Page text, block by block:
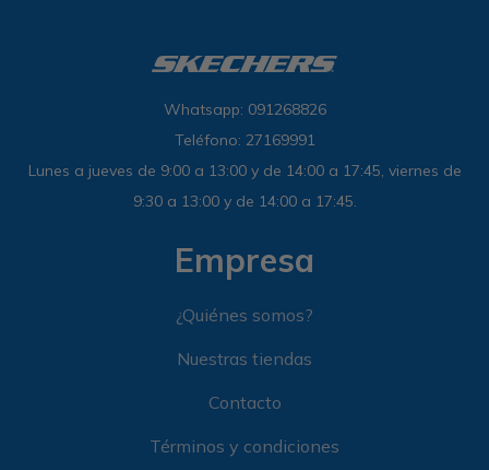
Whatsapp: 091268826
Teléfono: 27169991
Lunes a jueves de 9:00 a 13:00 y de 14:00 a 17:45, viernes de
9:30 a 13:00 y de 14:00 a 17:45.
Empresa
¿Quiénes somos?
Nuestras tiendas
Contacto
Términos y condiciones